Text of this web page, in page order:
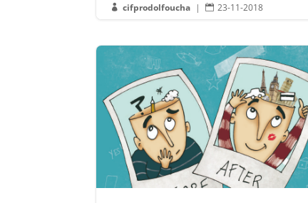
 cifprodolfoucha |  23-11-2018